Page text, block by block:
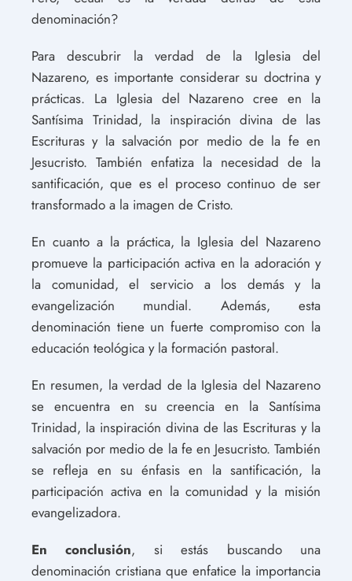
denominación?
Para descubrir la verdad de la Iglesia del
Nazareno, es importante considerar su doctrina y
prácticas. La Iglesia del Nazareno cree en la
Santísima Trinidad, la inspiración divina de las
Escrituras y la salvación por medio de la fe en
Jesucristo. También enfatiza la necesidad de la
santificación, que es el proceso continuo de ser
transformado a la imagen de Cristo.
En cuanto a la práctica, la Iglesia del Nazareno
promueve la participación activa en la adoración y
la comunidad, el servicio a los demás y la
evangelización mundial. Además, esta
denominación tiene un fuerte compromiso con la
educación teológica y la formación pastoral.
En resumen, la verdad de la Iglesia del Nazareno
se encuentra en su creencia en la Santísima
Trinidad, la inspiración divina de las Escrituras y la
salvación por medio de la fe en Jesucristo. También
se refleja en su énfasis en la santificación, la
participación activa en la comunidad y la misión
evangelizadora.
En conclusión, si estás buscando una
denominación cristiana que enfatice la importancia